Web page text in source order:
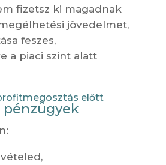
fizetsz ki magadnak
jövedelmet,
feszes,
a piaci szint alatt
előtt
pénzügyek